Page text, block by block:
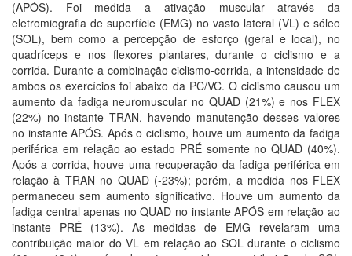
(APÓS). Foi medida a ativação muscular através da
eletromiografia de superfície (EMG) no vasto lateral (VL) e sóleo
(SOL), bem como a percepção de esforço (geral e local), no
quadríceps e nos flexores plantares, durante o ciclismo e a
corrida. Durante a combinação ciclismo-corrida, a intensidade de
ambos os exercícios foi abaixo da PC/VC. O ciclismo causou um
aumento da fadiga neuromuscular no QUAD (21%) e nos FLEX
(22%) no instante TRAN, havendo manutenção desses valores
no instante APÓS. Após o ciclismo, houve um aumento da fadiga
periférica em relação ao estado PRÉ somente no QUAD (40%).
Após a corrida, houve uma recuperação da fadiga periférica em
relação à TRAN no QUAD (-23%); porém, a medida nos FLEX
permaneceu sem aumento significativo. Houve um aumento da
fadiga central apenas no QUAD no instante APÓS em relação ao
instante PRÉ (13%). As medidas de EMG revelaram uma
contribuição maior do VL em relação ao SOL durante o ciclismo